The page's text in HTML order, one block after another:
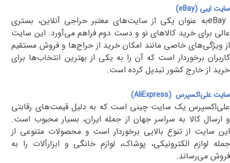
سایت ایبی (eBay)
eBayبه عنوان یکی از سایت‌های معتبر حراجی آنلاین، بستری
عالی برای خرید کالاهای نو و دست دوم فراهم می‌آورد. این سایت
از ویژگی‌های خاصی مانند امکان خرید از حراج‌ها و فروش مستقیم
کاربران برخوردار است که آن را به یکی از بهترین انتخاب‌ها برای
خرید از خارج کشور تبدیل کرده است.
سایت علی‌اکسپرس (AliExpress)
علی‌اکسپرس یک سایت چینی است که به دلیل قیمت‌های رقابتی
و ارسال کالا به سراسر جهان از جمله ایران، بسیار محبوب است.
این سایت از تنوع بالایی برخوردار است و محصولات متنوعی از
جمله لوازم الکترونیکی، پوشاک، لوازم خانگی و ابزارآلات را به
فروش می‌رساند.